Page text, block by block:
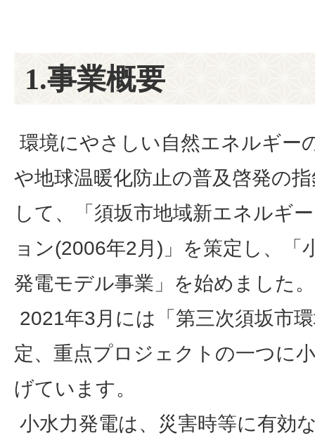
1.事業概要
環境にやさしい自然エネルギー
や地球温暖化防止の普及啓発の
して、「須坂市地域新エネルギ
ョン(2006年2月)」を策定し、「
発電モデル事業」を始めました。
2021年3月には「第三次須坂市
定、重点プロジェクトの一つに
げています。
小水力発電は、災害時等に有効